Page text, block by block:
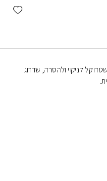
קל לניקוי ולהסרה, שדרוג